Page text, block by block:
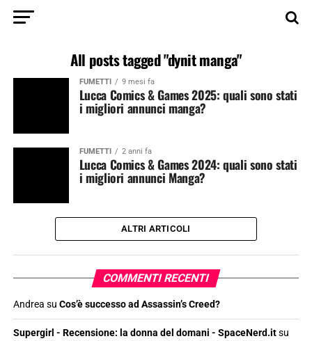
All posts tagged "dynit manga"
FUMETTI 9 mesi fa
Lucca Comics & Games 2025: quali sono stati
i migliori annunci manga?
FUMETTI 2 anni fa
Lucca Comics & Games 2024: quali sono stati
i migliori annunci Manga?
ALTRI ARTICOLI
COMMENTI RECENTI
Andrea su Cos’è successo ad Assassin’s Creed?
Supergirl - Recensione: la donna del domani - SpaceNerd.itsu